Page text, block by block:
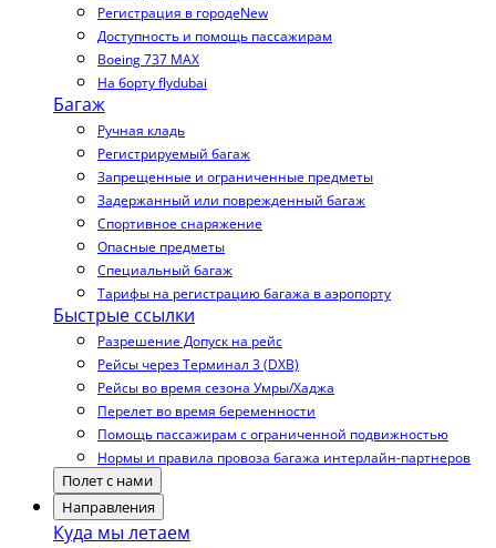
Регистрация в городеNew
Доступность и помощь пассажирам
Boeing 737 MAX
На борту flydubai
Багаж
Ручная кладь
Регистрируемый багаж
Запрещенные и ограниченные предметы
Задержанный или поврежденный багаж
Спортивное снаряжение
Опасные предметы
Специальный багаж
Тарифы на регистрацию багажа в аэропорту
Быстрые ссылки
Разрешение Допуск на рейс
Рейсы через Терминал 3 (DXB)
Рейсы во время сезона Умры/Хаджа
Перелет во время беременности
Помощь пассажирам с ограниченной подвижностью
Нормы и правила провоза багажа интерлайн-партнеров
Полет с нами
Направления
Куда мы летаем